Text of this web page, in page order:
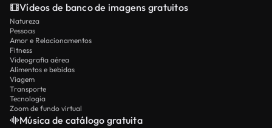
Vídeos de banco de imagens gratuitos
Natureza
Pessoas
Amor e Relacionamentos
Fitness
Videografia aérea
Alimentos e bebidas
Viagem
Transporte
Tecnologia
Zoom de fundo virtual
Música de catálogo gratuita